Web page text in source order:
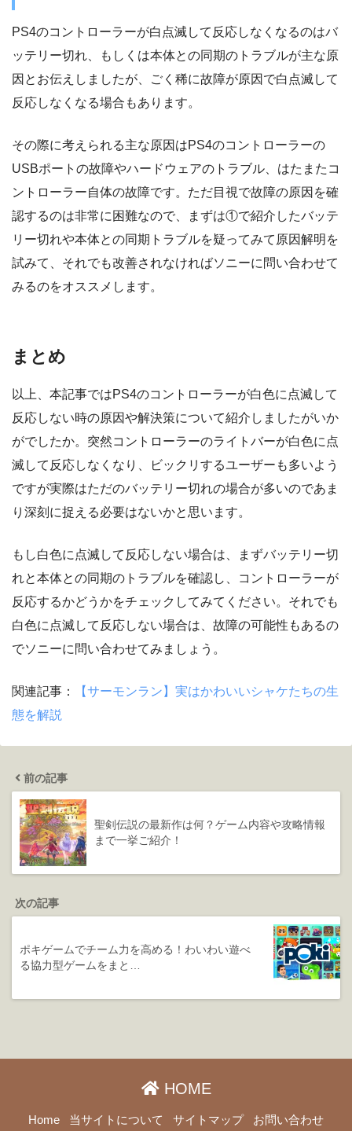
PS4のコントローラーが白点滅して反応しなくなるのはバ
ッテリー切れ、もしくは本体との同期のトラブルが主な原
因とお伝えしましたが、ごく稀に故障が原因で白点滅して
反応しなくなる場合もあります。
その際に考えられる主な原因はPS4のコントローラーの
USBポートの故障やハードウェアのトラブル、はたまたコ
ントローラー自体の故障です。ただ目視で故障の原因を確
認するのは非常に困難なので、まずは①で紹介したバッテ
リー切れや本体との同期トラブルを疑ってみて原因解明を
試みて、それでも改善されなければソニーに問い合わせて
みるのをオススメします。
まとめ
以上、本記事ではPS4のコントローラーが白色に点滅して
反応しない時の原因や解決策について紹介しましたがいか
がでしたか。突然コントローラーのライトバーが白色に点
滅して反応しなくなり、ビックリするユーザーも多いよう
ですが実際はただのバッテリー切れの場合が多いのであま
り深刻に捉える必要はないかと思います。
もし白色に点滅して反応しない場合は、まずバッテリー切
れと本体との同期のトラブルを確認し、コントローラーが
反応するかどうかをチェックしてみてください。それでも
白色に点滅して反応しない場合は、故障の可能性もあるの
でソニーに問い合わせてみましょう。
関連記事：
【サーモンラン】実はかわいいシャケたちの生
態を解説
前の記事
聖剣伝説の最新作は何？ゲーム内容や攻略情報
まで一挙ご紹介！
次の記事
ポキゲームでチーム力を高める！わいわい遊べ
る協力型ゲームをまと…
HOME
Home 当サイトについて サイトマップ お問い合わせ